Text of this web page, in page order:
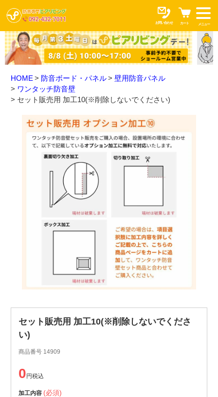
お問い合わせ カート メニュー
HOME 防音ボード・パネル
壁用防音パネル
ワンタッチ防音壁
セット販売用 加工10(※削除しないでください)
セット販売用 加工10(※削除しないでくださ
い)
商品番号 14909
0 税込
加工内容 (必須)